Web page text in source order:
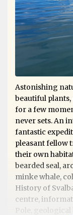
Astonishing
beautiful plants, mosses,
for a few
never sets. An
fantastic
pleasant fellow
their own
bearded seal,
minke whale,
History of
centre,
Pole, geological